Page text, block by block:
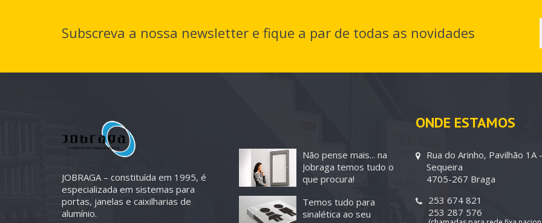
Subscreva a nossa newsletter e fique a par de todas as novidades
JOBRAGA – constituída em 1995, é
especializada em sistemas para
portas, janelas e caixilharias de
alumínio.
Não pense mais... na
Jobraga temos tudo o
que procura!
Temos tudo para
sinalética ao seu
ONDE ESTAMOS
Rua do Arinho, Pavilhão 1A -
Sequeira
4705-267 Braga
253 674 821
253 287 576